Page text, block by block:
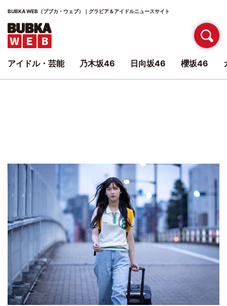
BUBKA WEB（ブブカ・ウェブ）｜グラビア＆アイドルニュースサイト
アイドル・芸能 乃木坂46 日向坂46 櫻坂46